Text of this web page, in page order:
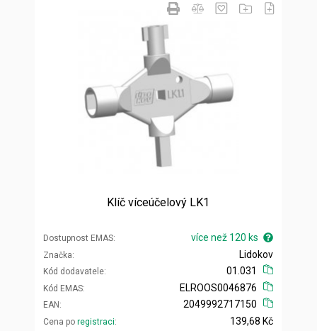
Klíč víceúčelový LK1
Dostupnost EMAS více než 120 ks
Značka
Kód dodavatele
Lidokov
01.031
Kód EMAS
EAN
ELROOS0046876
2049992717150
Cena po registraci
139,68 Kč